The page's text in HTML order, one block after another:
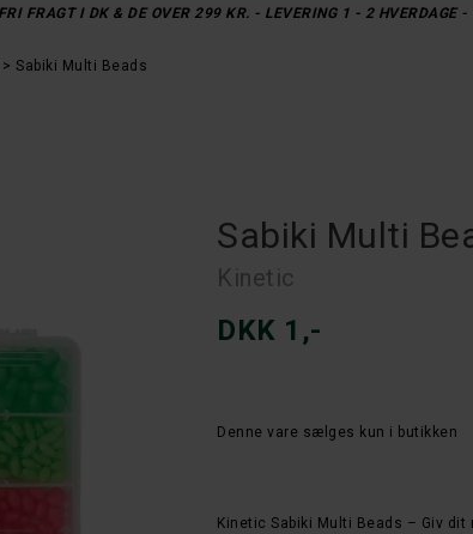
FRAGT I DK & DE OVER 299 KR. - LEVERING 1 - 2 HVERDAGE -
Sabiki Multi Beads
Sabiki Multi
Kinetic
DKK 1,-
Denne vare sælges kun i butikken
Kinetic Sabiki Multi Beads – Giv dit